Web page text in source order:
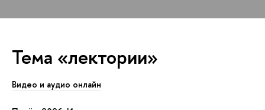
Тема «лектории»
Видео и аудио онлайн